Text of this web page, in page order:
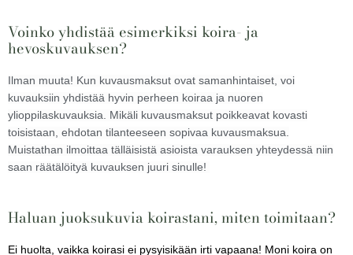
Voinko yhdistää esimerkiksi koira- ja
hevoskuvauksen?
Ilman muuta! Kun kuvausmaksut ovat samanhintaiset, voi
kuvauksiin yhdistää hyvin perheen koiraa ja nuoren
ylioppilaskuvauksia. Mikäli kuvausmaksut poikkeavat kovasti
toisistaan, ehdotan tilanteeseen sopivaa kuvausmaksua.
Muistathan ilmoittaa tälläisistä asioista varauksen yhteydessä niin
saan räätälöityä kuvauksen juuri sinulle!
Haluan juoksukuvia koirastani, miten toimitaan?
Ei huolta, vaikka koirasi ei pysyisikään irti vapaana! Moni koira on